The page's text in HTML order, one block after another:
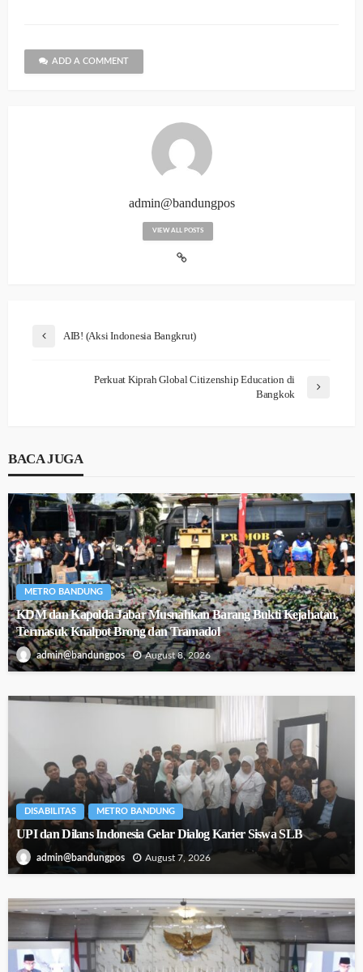
ADD A COMMENT
admin@bandungpos
VIEW ALL POSTS
AIB! (Aksi Indonesia Bangkrut)
Perkuat Kiprah Global Citizenship Education di
Bangkok
BACA JUGA
METRO BANDUNG
KDM dan Kapolda Jabar Musnahkan Barang Bukti Kejahatan,
Termasuk Knalpot Brong dan Tramadol
admin@bandungpos August 8, 2026
DISABILITAS METRO BANDUNG
UPI dan Dilans Indonesia Gelar Dialog Karier Siswa SLB
admin@bandungpos August 7, 2026